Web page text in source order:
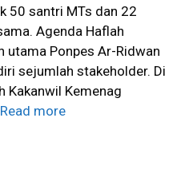
50 santri MTs dan 22
Agenda Haflah
utama Ponpes Ar-Ridwan
sejumlah stakeholder. Di
Kakanwil Kemenag
Read more